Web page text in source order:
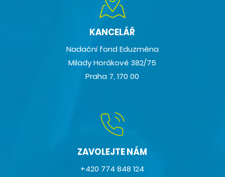
KANCELÁŘ
Nadační fond Eduzměna
Milady Horákové 382/75
Praha 7, 170 00
ZAVOLEJTE NÁM
+420 774 848 124